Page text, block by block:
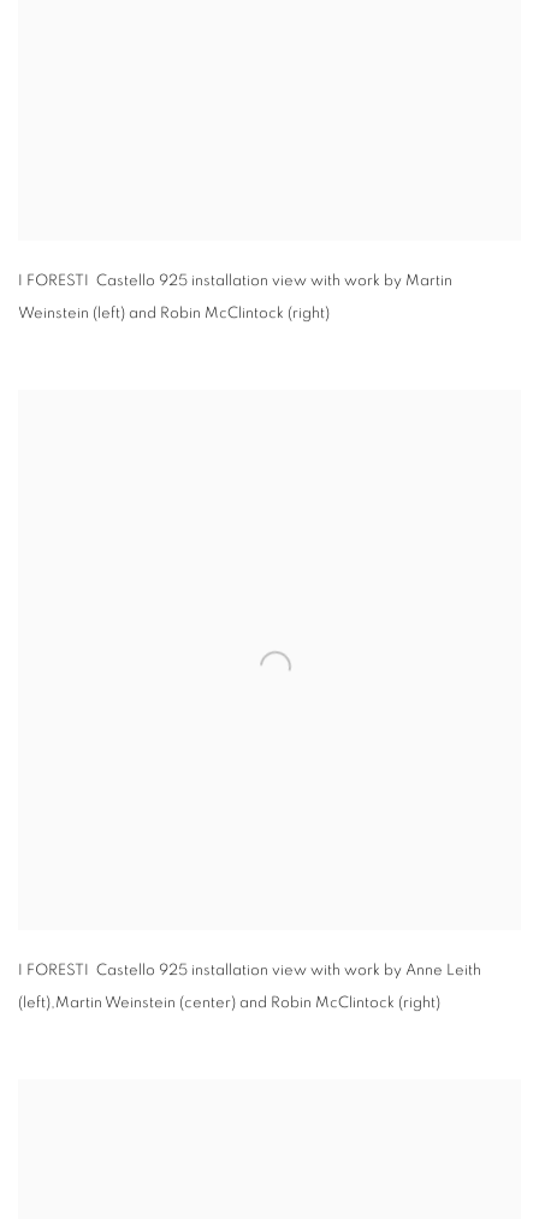
I FORESTI Castello 925 installation view with work by Martin
Weinstein (left) and Robin McClintock (right)
I FORESTI Castello 925 installation view with work by Anne Leith
(left),Martin Weinstein (center) and Robin McClintock (right)